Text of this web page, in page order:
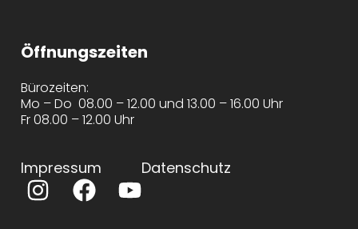
Öffnungszeiten
Bürozeiten:
Mo – Do 08.00 – 12.00 und 13.00 – 16.00 Uhr
Fr 08.00 – 12.00 Uhr
Impressum Datenschutz